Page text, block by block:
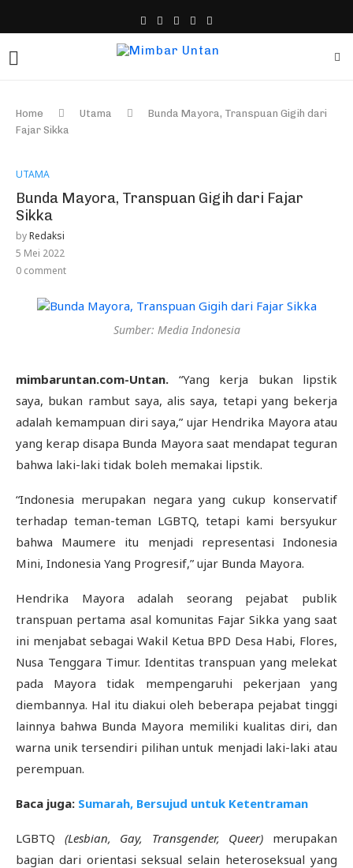
Home Utama
Bunda Mayora, Transpuan Gigih dari
Fajar Sikka
UTAMA
Bunda Mayora, Transpuan Gigih dari Fajar
Sikka
byRedaksi
5 Mei 2022
0 comment
Sumber: Media Indonesia
mimbaruntan.com-Untan. “Yang kerja bukan lipstik
saya, bukan rambut saya, alis saya, tetapi yang bekerja
adalah kemampuan diri saya,” ujar Hendrika Mayora atau
yang kerap disapa Bunda Mayora saat mendapat teguran
bahwa laki-laki tidak boleh memakai lipstik.
“Indonesia merupakan negara yang cukup konservatif
terhadap teman-teman LGBTQ, tetapi kami bersyukur
bahwa Maumere itu menjadi representasi Indonesia
Mini, Indonesia Yang Progresif,” ujar Bunda Mayora.
Hendrika Mayora adalah seorang pejabat publik
transpuan pertama asal komunitas Fajar Sikka yang saat
ini menjabat sebagai Wakil Ketua BPD Desa Habi, Flores,
Nusa Tenggara Timur. Identitas transpuan yang melekat
pada Mayora tidak mempengaruhi pekerjaan yang
diembannya. Hal itu diakui oleh beberapa pejabat tinggi
lainnya bahwa Bunda Mayora memiliki kualitas diri, dan
warna unik tersendiri pilihan untuk menjadi laki-laki atau
perempuan.
Baca juga: Sumarah, Bersujud untuk Ketentraman
LGBTQ (Lesbian, Gay, Transgender, Queer) merupakan
bagian dari orientasi seksual selain heteroseksual yang